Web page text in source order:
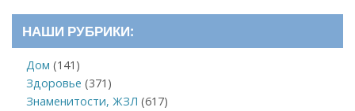
НАШИ РУБРИКИ:
Дом (141)
Здоровье (371)
Знаменитости, ЖЗЛ (617)